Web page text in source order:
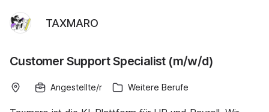
TAXMARO
Customer Support Specialist (m/w/d)
Angestellte/r Weitere Berufe